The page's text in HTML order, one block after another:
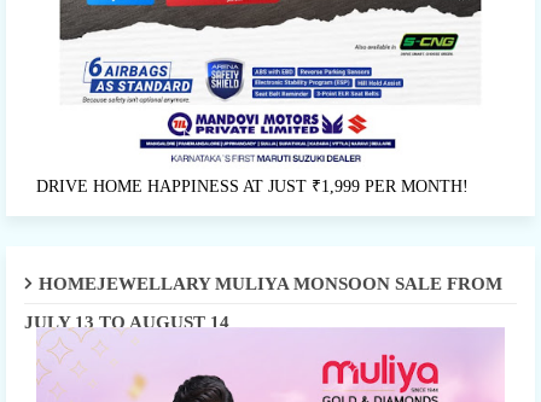
DRIVE HOME HAPPINESS AT JUST ₹1,999 PER MONTH!
HOMEJEWELLARY MULIYA MONSOON SALE FROM
JULY 13 TO AUGUST 14